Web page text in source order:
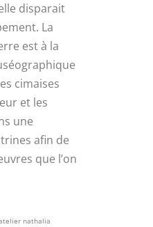
disparait
La
est à la
cimaises
et les
une
afin de
que l’on
nathalia